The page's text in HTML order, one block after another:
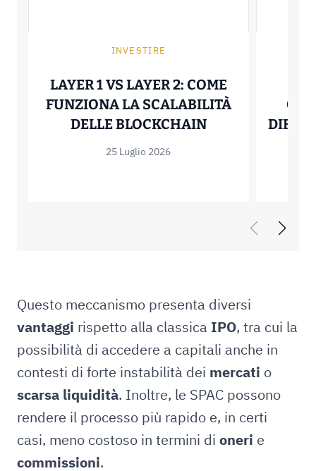
INVESTIRE
LAYER 1 VS LAYER 2: COME
FUNZIONA LA SCALABILITÀ
DELLE BLOCKCHAINLAYER 1 VS
25 Luglio 2026
Questo meccanismo presenta diversi
vantaggi rispetto alla classica IPO, tra cui la
possibilità di accedere a capitali anche in
contesti di forte instabilità dei mercati o
scarsa liquidità. Inoltre, le SPAC possono
rendere il processo più rapido e, in certi
casi, meno costoso in termini di oneri e
commissioni.